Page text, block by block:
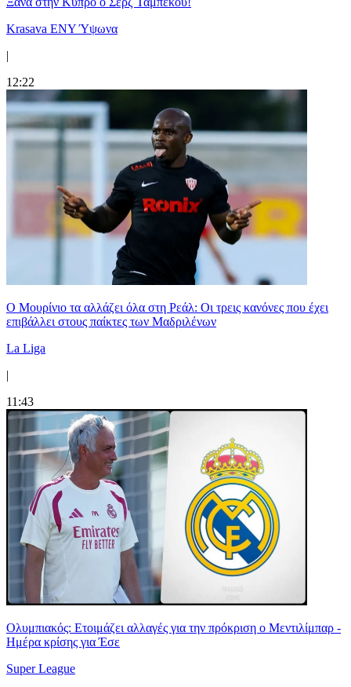
Krasava ENY Ύψωνα
|
12:22
Ο Μουρίνιο τα αλλάζει όλα στη Ρεάλ: Οι τρεις κανόνες που έχει
επιβάλλει στους παίκτες των Μαδριλένων
La Liga
|
11:43
Ολυμπιακός: Ετοιμάζει αλλαγές για την πρόκριση ο Μεντιλίμπαρ -
Ημέρα κρίσης για Έσε
Super League